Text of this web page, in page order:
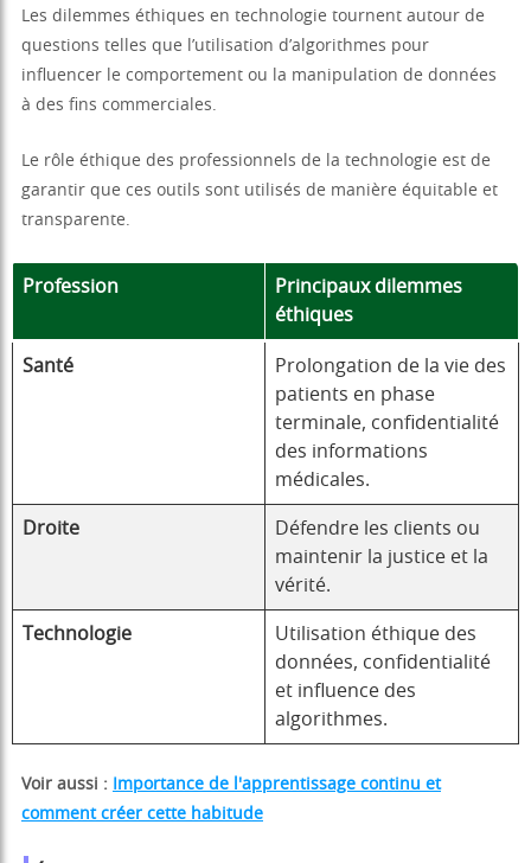
Les dilemmes éthiques en technologie tournent autour de
questions telles que l’utilisation d’algorithmes pour
influencer le comportement ou la manipulation de données
à des fins commerciales.
Le rôle éthique des professionnels de la technologie est de
garantir que ces outils sont utilisés de manière équitable et
transparente.
Profession
Principaux dilemmes
éthiques
Santé
Prolongation de la vie des
patients en phase
terminale, confidentialité
des informations
médicales.
Droite
Défendre les clients ou
maintenir la justice et la
vérité.
Technologie
Utilisation éthique des
données, confidentialité
et influence des
algorithmes.
Voir aussi :
Importance de l'apprentissage continu et
comment créer cette habitude